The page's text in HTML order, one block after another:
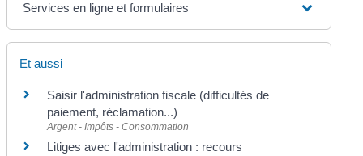
Services en ligne et formulaires
Et aussi
Saisir l'administration fiscale (difficultés de
paiement, réclamation...)
Argent - Impôts - Consommation
Litiges avec l'administration : recours